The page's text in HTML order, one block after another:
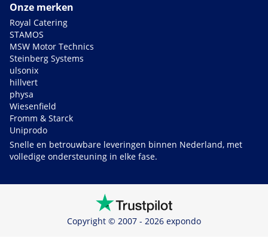
Onze merken
Royal Catering
STAMOS
MSW Motor Technics
Steinberg Systems
ulsonix
hillvert
physa
Wiesenfield
Fromm & Starck
Uniprodo
Snelle en betrouwbare leveringen binnen Nederland, met
volledige ondersteuning in elke fase.
Copyright © 2007 - 2026 expondo